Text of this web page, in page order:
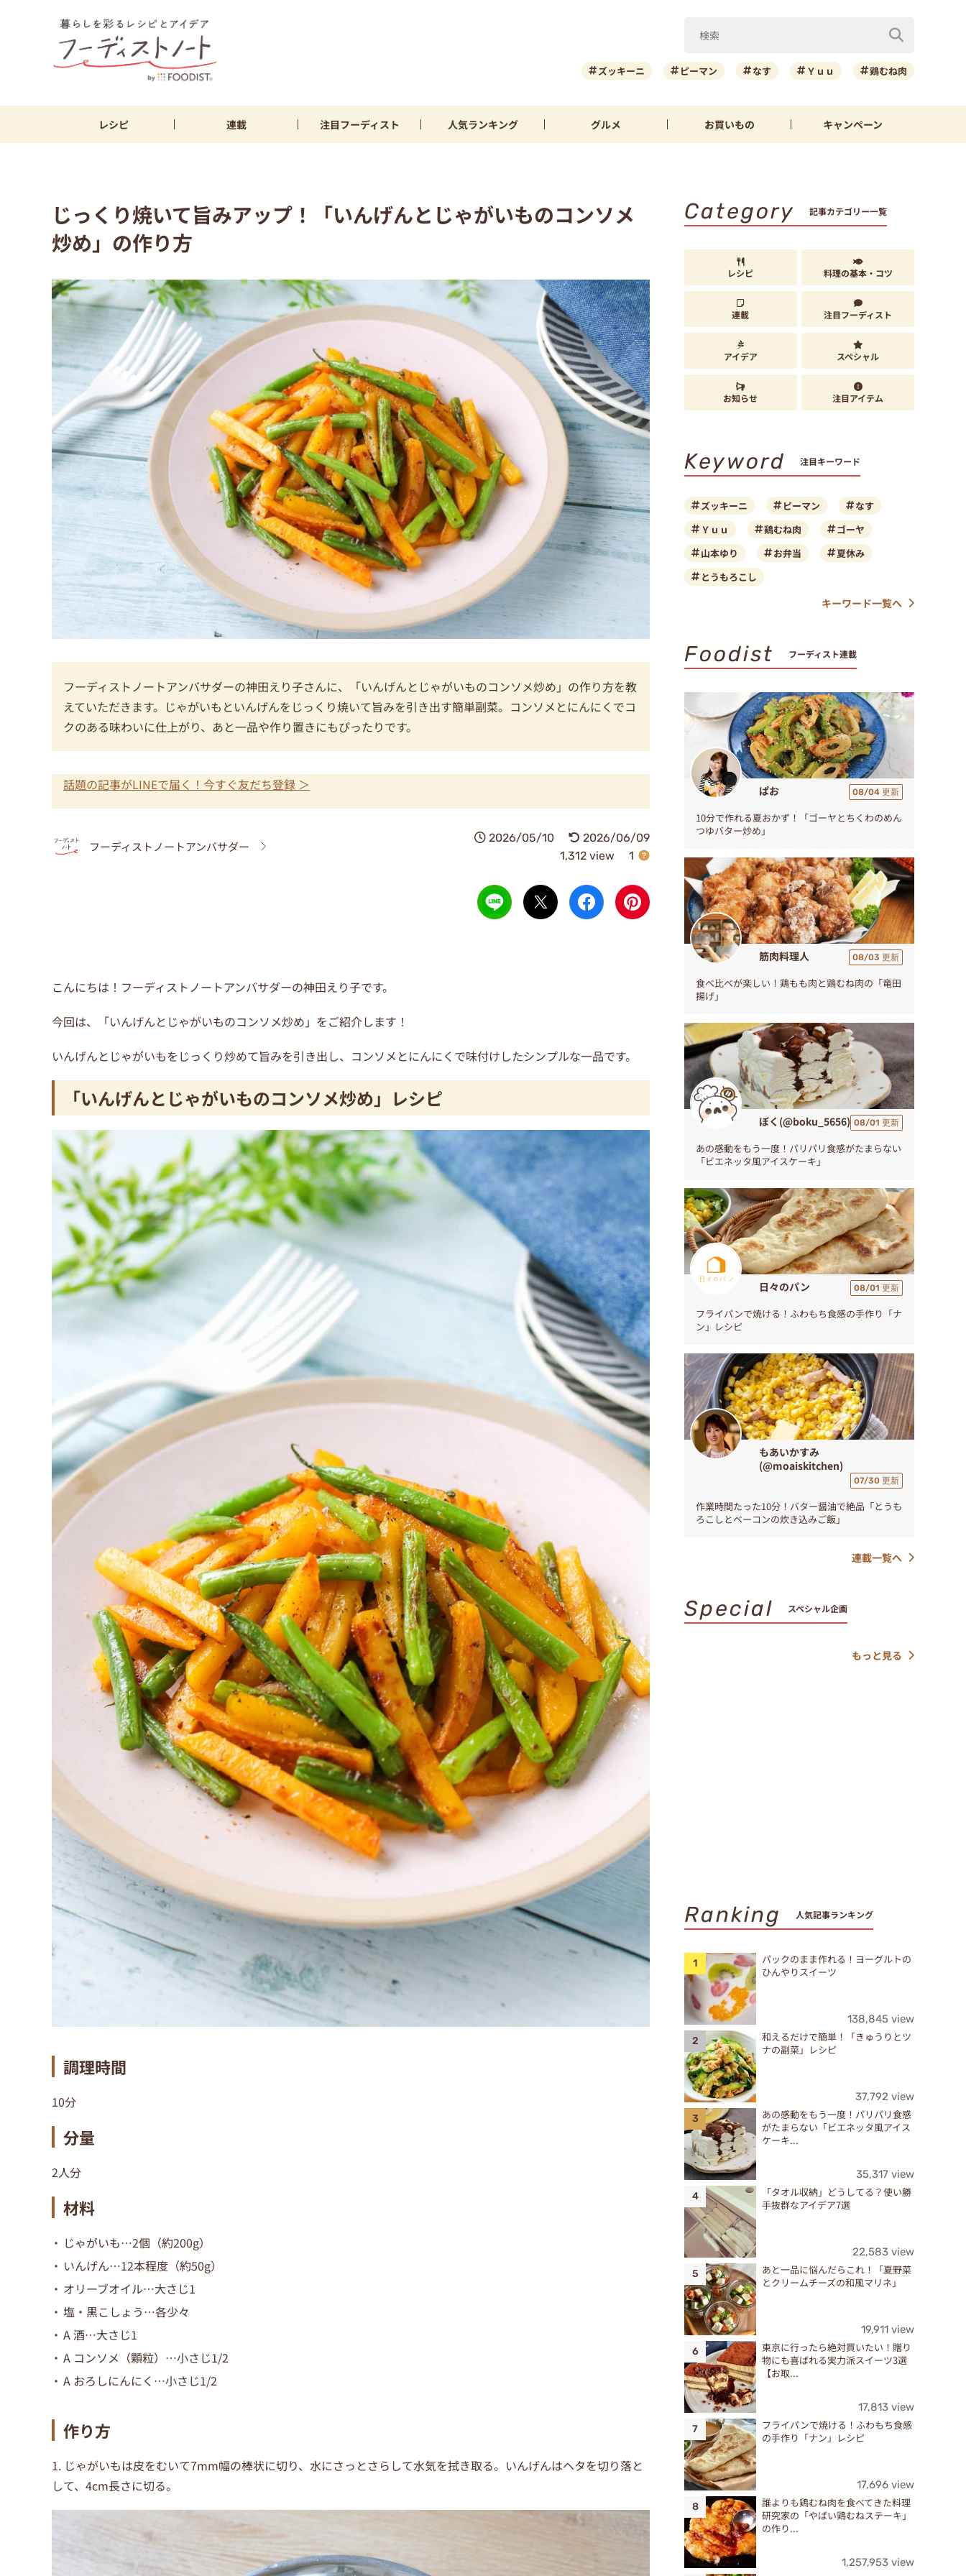
ズッキーニ ピーマン なす Ｙｕｕ 鶏むね肉
レシピ 連載 注目フーディスト 人気ランキング グルメ お買いもの キャンペーン
じっくり焼いて旨みアップ！「いんげんとじゃがいものコンソメ
炒め」の作り方
フーディストノートアンバサダーの神田えり子さんに、「いんげんとじゃがいものコンソメ炒め」の作り方を教
えていただきます。じゃがいもといんげんをじっくり焼いて旨みを引き出す簡単副菜。コンソメとにんにくでコ
クのある味わいに仕上がり、あと一品や作り置きにもぴったりです。
話題の記事がLINEで届く！今すぐ友だち登録 ＞
フーディストノートアンバサダー
2026/05/10
2026/06/09
1,312 view
1
こんにちは！フーディストノートアンバサダーの神田えり子です。
今回は、「いんげんとじゃがいものコンソメ炒め」をご紹介します！
いんげんとじゃがいもをじっくり炒めて旨みを引き出し、コンソメとにんにくで味付けしたシンプルな一品です。
「いんげんとじゃがいものコンソメ炒め」レシピ
調理時間
10分
分量
2人分
材料
じゃがいも…2個（約200g）
いんげん…12本程度（約50g）
オリーブオイル…大さじ1
塩・黒こしょう…各少々
A 酒…大さじ1
A コンソメ（顆粒）…小さじ1/2
A おろしにんにく…小さじ1/2
作り方
1. じゃがいもは皮をむいて7mm幅の棒状に切り、水にさっとさらして水気を拭き取る。いんげんはヘタを切り落と
して、4cm長さに切る。
Category 記事カテゴリー一覧
レシピ 料理の基本・コツ
連載 注目フーディスト
アイデア スペシャル
お知らせ 注目アイテム
Keyword 注目キーワード
ズッキーニ ピーマン
なす
Ｙｕｕ
鶏むね肉
ゴーヤ
山本ゆり
お弁当
夏休み
とうもろこし
キーワード一覧へ
Foodist フーディスト連載
ぱお 08/04 更新
10分で作れる夏おかず！「ゴーヤとちくわのめん
つゆバター炒め」
筋肉料理人 08/03 更新
食べ比べが楽しい！鶏もも肉と鶏むね肉の「竜田
揚げ」
ぼく(@boku_5656) 08/01 更新
あの感動をもう一度！パリパリ食感がたまらない
「ビエネッタ風アイスケーキ」
日々のパン 08/01 更新
フライパンで焼ける！ふわもち食感の手作り「ナ
ン」レシピ
もあいかすみ
(@moaiskitchen)
07/30 更新
作業時間たった10分！バター醤油で絶品「とうも
ろこしとベーコンの炊き込みご飯」
連載一覧へ
Special スペシャル企画
もっと見る
Ranking 人気記事ランキング
パックのまま作れる！ヨーグルトの
ひんやりスイーツ
138,845 view
和えるだけで簡単！「きゅうりとツ
ナの副菜」レシピ
37,792 view
あの感動をもう一度！パリパリ食感
がたまらない「ビエネッタ風アイス
ケーキ...
35,317 view
「タオル収納」どうしてる？使い勝
手抜群なアイデア7選
22,583 view
あと一品に悩んだらこれ！「夏野菜
とクリームチーズの和風マリネ」
19,911 view
東京に行ったら絶対買いたい！贈り
物にも喜ばれる実力派スイーツ3選
【お取...
17,813 view
フライパンで焼ける！ふわもち食感
の手作り「ナン」レシピ
17,696 view
誰よりも鶏むね肉を食べてきた料理
研究家の「やばい鶏むねステーキ」
の作り...
1,257,953 view